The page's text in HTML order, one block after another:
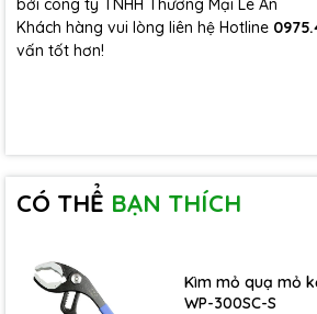
bởi công ty TNHH Thương Mại Lê An
Khách hàng vui lòng liên hệ Hotline
vấn tốt hơn!
CÓ THỂ BẠN THÍCH
Kìm mỏ quạ mỏ
WP-300SC-S